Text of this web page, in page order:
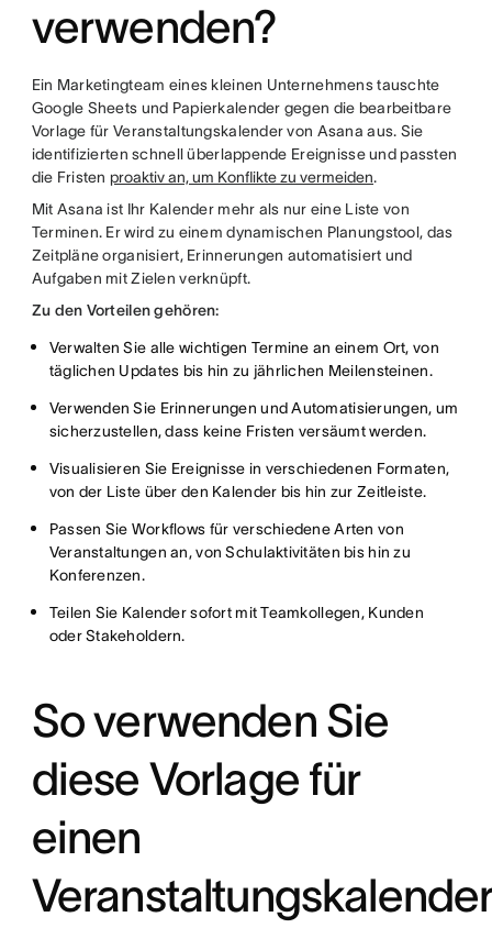
verwenden?
Ein Marketingteam eines kleinen Unternehmens tauschte
Google Sheets und Papierkalender gegen die bearbeitbare
Vorlage für Veranstaltungskalender von Asana aus. Sie
identifizierten schnell überlappende Ereignisse und passten
die Fristen proaktiv an, um Konflikte zu vermeiden.
Mit Asana ist Ihr Kalender mehr als nur eine Liste von
Terminen. Er wird zu einem dynamischen Planungstool, das
Zeitpläne organisiert, Erinnerungen automatisiert und
Aufgaben mit Zielen verknüpft.
Zu den Vorteilen gehören:
Verwalten Sie alle wichtigen Termine an einem Ort, von
täglichen Updates bis hin zu jährlichen Meilensteinen.
Verwenden Sie Erinnerungen und Automatisierungen, um
sicherzustellen, dass keine Fristen versäumt werden.
Visualisieren Sie Ereignisse in verschiedenen Formaten,
von der Liste über den Kalender bis hin zur Zeitleiste.
Passen Sie Workflows für verschiedene Arten von
Veranstaltungen an, von Schulaktivitäten bis hin zu
Konferenzen.
Teilen Sie Kalender sofort mit Teamkollegen, Kunden
oder Stakeholdern.
So verwenden Sie
diese Vorlage für
einen